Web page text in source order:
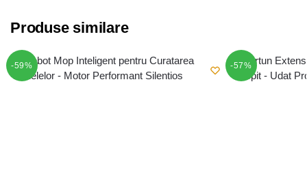
Produse similare
-59% -57%